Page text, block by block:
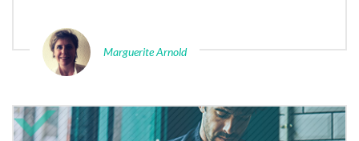
Marguerite Arnold